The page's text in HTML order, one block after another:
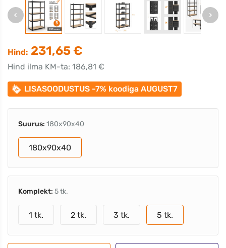
Hind: 231,65 €
Hind ilma KM-ta: 186,81 €
LISASOODUSTUS -7% koodiga AUGUST7
Suurus: 180x90x40
180x90x40
Komplekt: 5 tk.
1 tk. 2 tk. 3 tk. 5 tk.